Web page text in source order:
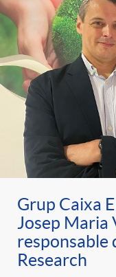
Grup Caixa
Josep Maria
responsable
Research